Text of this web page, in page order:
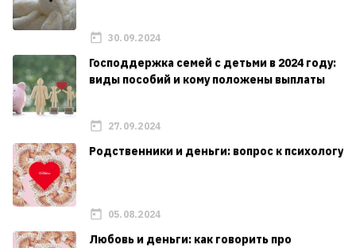
30.09.2024
Господдержка семей с детьми в 2024 году:
виды пособий и кому положены выплаты
27.09.2024
Родственники и деньги: вопрос к психологу
05.08.2024
Любовь и деньги: как говорить про